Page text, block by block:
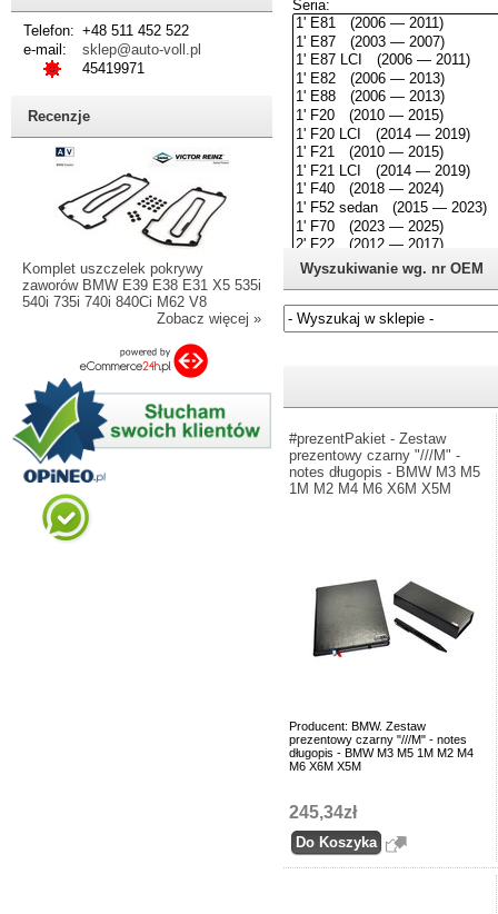
Telefon: +48 511 452 522
e-mail:
sklep@auto-voll.pl
45419971
Recenzje
Komplet uszczelek pokrywy
zaworów BMW E39 E38 E31 X5 535i
540i 735i 740i 840Ci M62 V8
Zobacz więcej »
Wyszukiwanie wg. nr OEM
#prezentPakiet - Zestaw
prezentowy czarny "///M" -
notes długopis - BMW M3 M5
1M M2 M4 M6 X6M X5M
Producent: BMW. Zestaw
prezentowy czarny "///M" - notes
długopis - BMW M3 M5 1M M2 M4
M6 X6M X5M
245,34zł